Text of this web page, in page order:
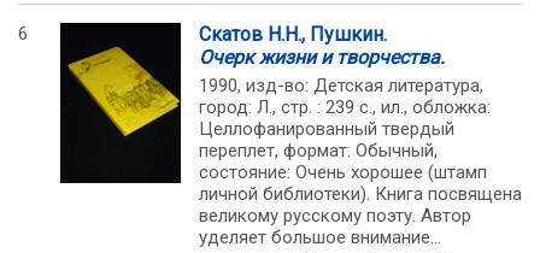
6
Скатов Н.Н., Пушкин.
Очерк жизни и творчества.
1990, изд-во: Детская литература,
город: Л., стр. : 239 с., ил., обложка:
Целлофанированный твердый
переплет, формат: Обычный,
состояние: Очень хорошее (штамп
личной библиотеки). Книга посвящена
великому русскому поэту. Автор
уделяет большое внимание...